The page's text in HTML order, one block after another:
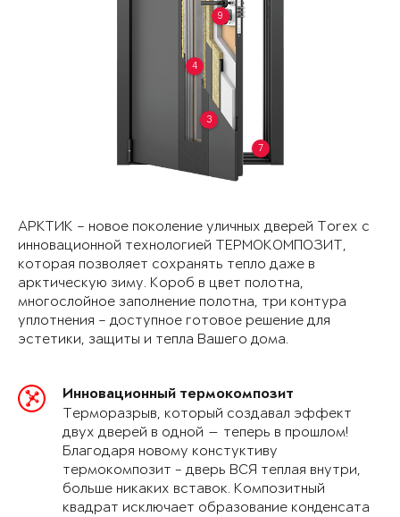
3
4
7
9
АРКТИК – новое поколение уличных дверей Torex с
инновационной технологией ТЕРМОКОМПОЗИТ,
которая позволяет сохранять тепло даже в
арктическую зиму. Короб в цвет полотна,
многослойное заполнение полотна, три контура
уплотнения – доступное готовое решение для
эстетики, защиты и тепла Вашего дома.
Инновационный термокомпозит
Терморазрыв, который создавал эффект
двух дверей в одной — теперь в прошлом!
Благодаря новому констуктиву
термокомпозит - дверь ВСЯ теплая внутри,
больше никаких вставок. Композитный
квадрат исключает образование конденсата